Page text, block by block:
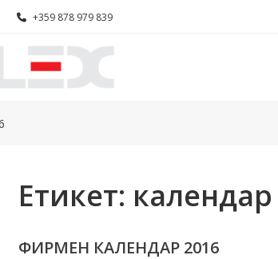
+359 878 979 839
Етикет:
ФИРМЕН КАЛЕНДАР 2016